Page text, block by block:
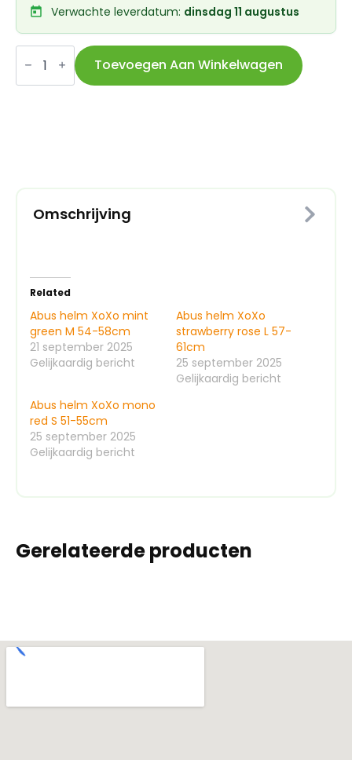
Verwachte leverdatum: dinsdag 11 augustus
Abus
helm
XoXo
cool
Toevoegen Aan Winkelwagen
Omschrijving
Related
Abus helm XoXo mint
green M 54-58cm
21 september 2025
Gelijkaardig bericht
Abus helm XoXo
strawberry rose L 57-
61cm
25 september 2025
Gelijkaardig bericht
Abus helm XoXo mono
red S 51-55cm
25 september 2025
Gelijkaardig bericht
Gerelateerde producten